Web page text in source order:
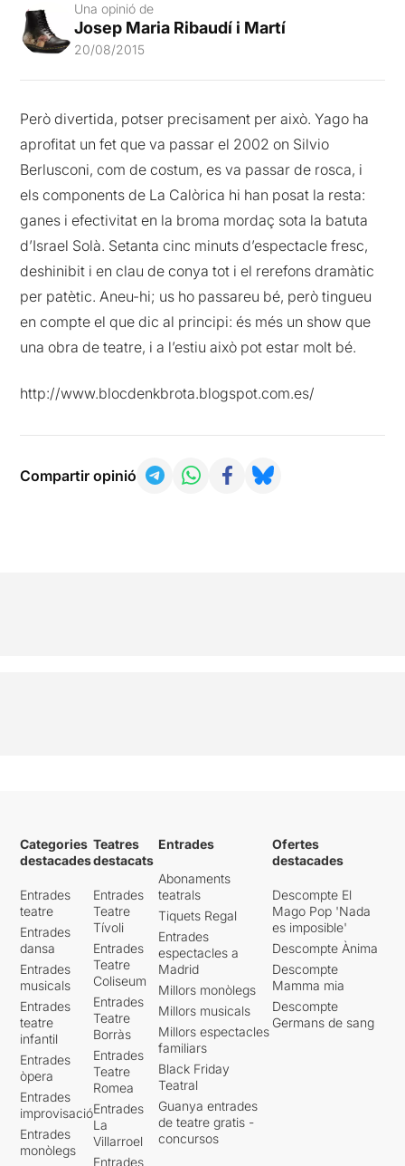
Una opinió de
Josep Maria Ribaudí i Martí
20/08/2015
Però divertida, potser precisament per això. Yago ha
aprofitat un fet que va passar el 2002 on Silvio
Berlusconi, com de costum, es va passar de rosca, i
els components de La Calòrica hi han posat la resta:
ganes i efectivitat en la broma mordaç sota la batuta
d’Israel Solà. Setanta cinc minuts d’espectacle fresc,
deshinibit i en clau de conya tot i el rerefons dramàtic
per patètic. Aneu-hi; us ho passareu bé, però tingueu
en compte el que dic al principi: és més un show que
una obra de teatre, i a l’estiu això pot estar molt bé.
http://www.blocdenkbrota.blogspot.com.es/
Compartir opinió
Categories
destacades
Entrades
teatre
Entrades
dansa
Entrades
musicals
Entrades
teatre
infantil
Entrades
òpera
Entrades
improvisació
Entrades
monòlegs
Teatres
destacats
Entrades
Teatre
Tívoli
Entrades
Teatre
Coliseum
Entrades
Teatre
Borràs
Entrades
Teatre
Romea
Entrades
La
Villarroel
Entrades
Entrades
Abonaments
teatrals
Tiquets Regal
Entrades
espectacles a
Madrid
Millors monòlegs
Millors musicals
Millors espectacles
familiars
Black Friday
Teatral
Guanya entrades
de teatre gratis -
concursos
Ofertes
destacades
Descompte El
Mago Pop 'Nada
es imposible'
Descompte Ànima
Descompte
Mamma mia
Descompte
Germans de sang